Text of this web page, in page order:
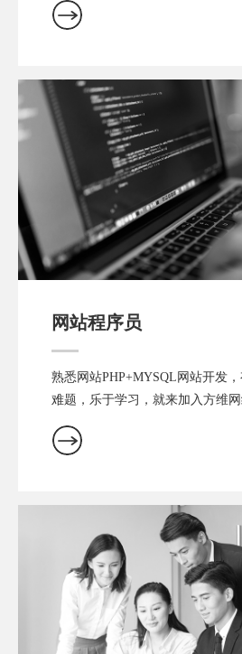
网站程序员
熟悉网站PHP+MYSQL网站开发
难题，乐于学习，就来加入方维